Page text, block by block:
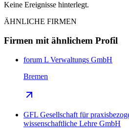
Keine Ereignisse hinterlegt.
ÄHNLICHE FIRMEN
Firmen mit ähnlichem Profil
forum L Verwaltungs GmbH
Bremen
GFL Gesellschaft für
wissenschaftliche Lehre GmbH